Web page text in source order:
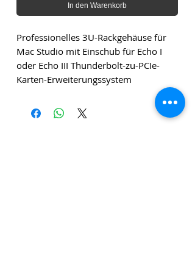
In den Warenkorb
Professionelles 3U-Rackgehäuse für
Mac Studio mit Einschub für Echo I
oder Echo III Thunderbolt-zu-PCIe-
Karten-Erweiterungssystem